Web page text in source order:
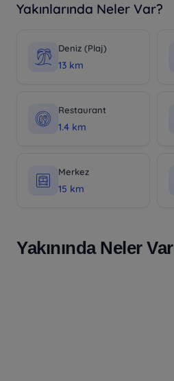
Yakınlarında Neler Var?
Deniz (Plaj)
13 km
Restaurant
1.4 km
Merkez
15 km
Yakınında Neler Var